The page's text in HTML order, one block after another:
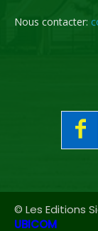
Nous contacter:
© Les Editions
UBICOM